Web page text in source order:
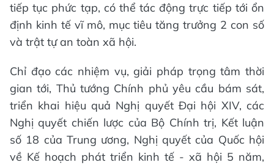
tiếp tục phức tạp, có thể tác động trực tiếp tới ổn
định kinh tế vĩ mô, mục tiêu tăng trưởng 2 con số
và trật tự an toàn xã hội.
Chỉ đạo các nhiệm vụ, giải pháp trọng tâm thời
gian tới, Thủ tướng Chính phủ yêu cầu bám sát,
triển khai hiệu quả Nghị quyết Đại hội XIV, các
Nghị quyết chiến lược của Bộ Chính trị, Kết luận
số 18 của Trung ương, Nghị quyết của Quốc hội
về Kế hoạch phát triển kinh tế - xã hội 5 năm,